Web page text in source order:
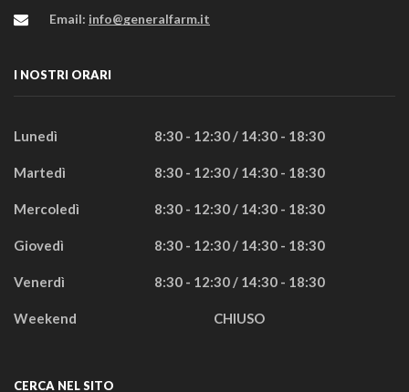
Email: info@generalfarm.it
I NOSTRI ORARI
Lunedì 8:30 - 12:30 / 14:30 - 18:30
Martedì 8:30 - 12:30 / 14:30 - 18:30
Mercoledì 8:30 - 12:30 / 14:30 - 18:30
Giovedì 8:30 - 12:30 / 14:30 - 18:30
Venerdì 8:30 - 12:30 / 14:30 - 18:30
Weekend CHIUSO
CERCA NEL SITO